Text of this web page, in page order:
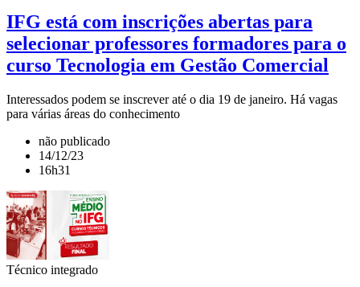
IFG está com inscrições abertas para
selecionar professores formadores para o
curso Tecnologia em Gestão Comercial
Interessados podem se inscrever até o dia 19 de janeiro. Há vagas
para várias áreas do conhecimento
não publicado
14/12/23
16h31
Técnico integrado